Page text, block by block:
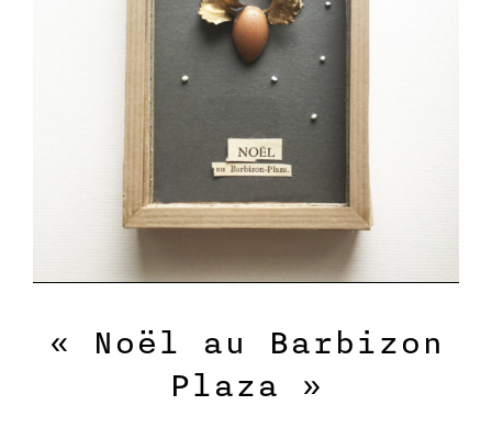
« Noël au Barbizon
Plaza »